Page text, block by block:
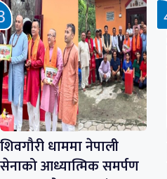
शिवगौरी धाममा नेपाली
सेनाको आध्यात्मिक समर्पण